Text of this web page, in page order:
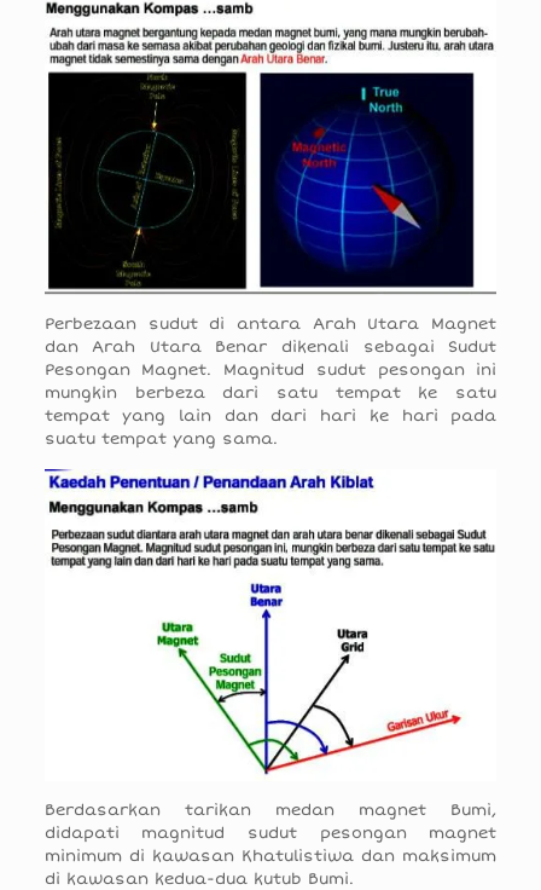
Perbezaan sudut di antara Arah Utara Magnet
dan Arah Utara Benar dikenali sebagai Sudut
Pesongan Magnet. Magnitud sudut pesongan ini
mungkin berbeza dari satu tempat ke satu
tempat yang lain dan dari hari ke hari pada
suatu tempat yang sama.
Berdasarkan tarikan medan magnet Bumi,
didapati magnitud sudut pesongan magnet
minimum di kawasan Khatulistiwa dan maksimum
di kawasan kedua-dua kutub Bumi.